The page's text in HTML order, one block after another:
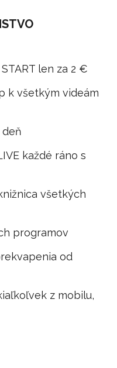
len za 2 €
k všetkým videám
deň
každé ráno s
všetkých
programov
od
z mobilu,